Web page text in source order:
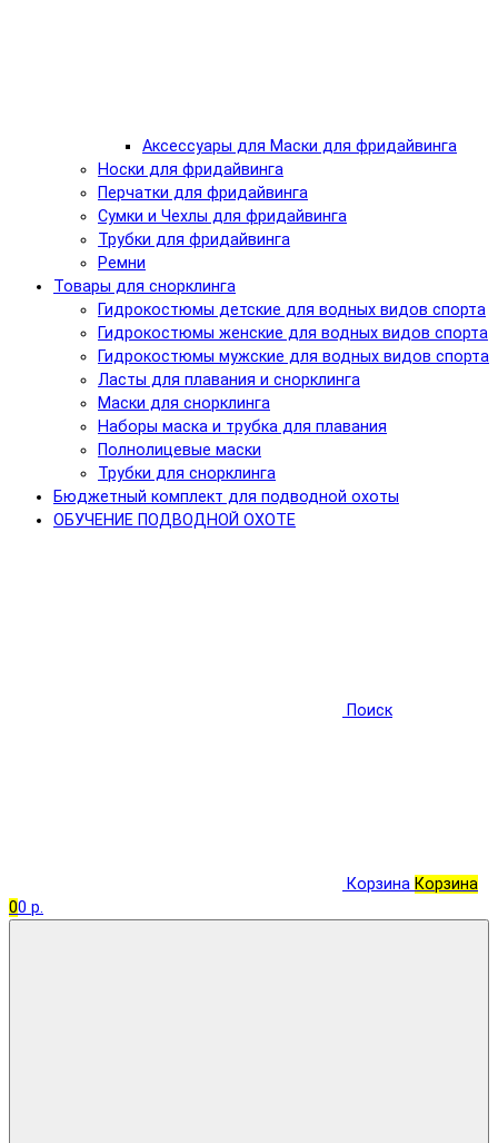
Аксессуары для Маски для фридайвинга
Носки для фридайвинга
Перчатки для фридайвинга
Сумки и Чехлы для фридайвинга
Трубки для фридайвинга
Ремни
Товары для снорклинга
Гидрокостюмы детские для водных видов спорта
Гидрокостюмы женские для водных видов спорта
Гидрокостюмы мужские для водных видов спорта
Ласты для плавания и снорклинга
Маски для снорклинга
Наборы маска и трубка для плавания
Полнолицевые маски
Трубки для снорклинга
Бюджетный комплект для подводной охоты
ОБУЧЕНИЕ ПОДВОДНОЙ ОХОТЕ
Поиск
Корзина Корзина
00 р.